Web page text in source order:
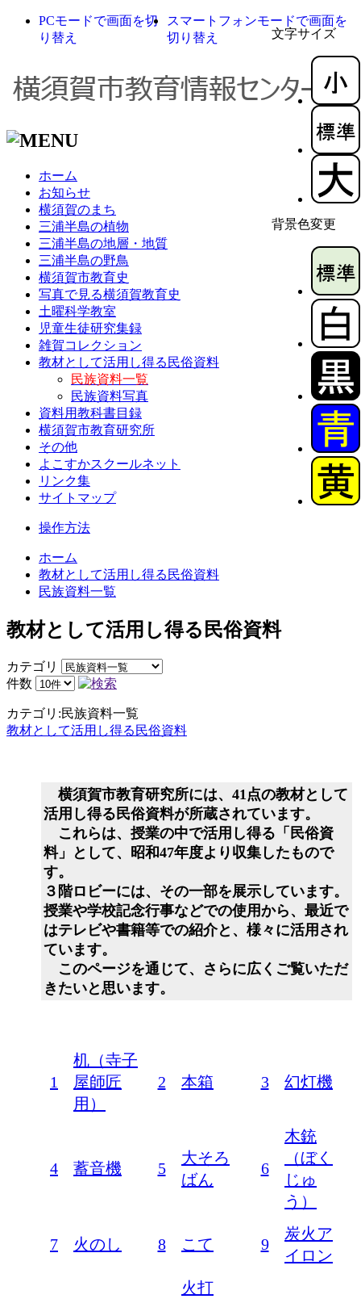
文字サイズ
背景色変更
PCモードで画面を切
り替え
スマートフォンモードで画面を
切り替え
ホーム
お知らせ
横須賀のまち
三浦半島の植物
三浦半島の地層・地質
三浦半島の野鳥
横須賀市教育史
写真で見る横須賀教育史
土曜科学教室
児童生徒研究集録
雑賀コレクション
教材として活用し得る民俗資料
民族資料一覧
民族資料写真
資料用教科書目録
横須賀市教育研究所
その他
よこすかスクールネット
リンク集
サイトマップ
操作方法
ホーム
教材として活用し得る民俗資料
民族資料一覧
教材として活用し得る民俗資料
カテゴリ
件数
カテゴリ:民族資料一覧
教材として活用し得る民俗資料
横須賀市教育研究所には、41点の教材として
活用し得る民俗資料が所蔵されています。
これらは、授業の中で活用し得る「民俗資
料」として、昭和47年度より収集したもので
す。
３階ロビーには、その一部を展示しています。
授業や学校記念行事などでの使用から、最近で
はテレビや書籍等での紹介と、様々に活用され
ています。
このページを通じて、さらに広くご覧いただ
きたいと思います。
1
机（寺子
屋師匠
用）
2 本箱 3 幻灯機
4 蓄音機 5
大そろ
ばん
6
木銃
（ぼく
じゅ
う）
7 火のし 8 こて 9
炭火ア
イロン
火打